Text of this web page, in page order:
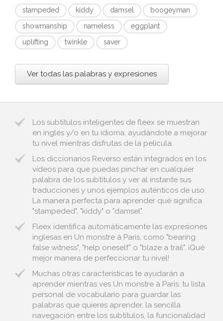
stampeded kiddy damsel
boogeyman
showmanship
nameless
eggplant
uplifting
twinkle saver
Ver todas las palabras y expresiones
Los subtítulos inteligentes de fleex se muestran
en inglés y/o en tu idioma, ayudándote a mejorar
tu nivel mientras disfrutas de la película.
Los diccionarios Reverso están integrados en los
vídeos para que puedas pinchar en cualquier
palabra de los subtítulos y ver al instante sus
traducciones y unos ejemplos auténticos de uso.
La manera perfecta para aprender qué significa
"stampeded", "kiddy" o "damsel".
Fleex identifica automáticamente las expresiones
inglesas en Un monstre à Paris, como "bearing
false witness", "help oneself" o "blaze a trail". ¡Qué
mejor manera de perfeccionar tu nivel!
Muchas otras características te ayudarán a
aprender mientras ves Un monstre à Paris: tu lista
personal de vocabulario para guardar las
palabras que quieres aprender, la sencilla
navegación entre los subtítulos, la funcionalidad